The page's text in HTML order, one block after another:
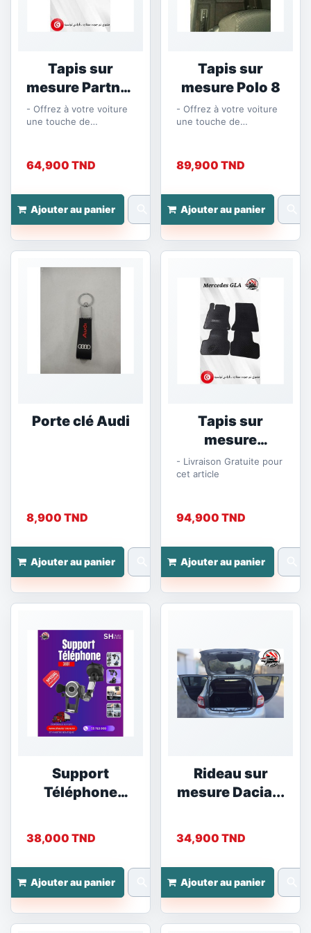
Tapis sur
mesure Partner
K9
- Offrez à votre voiture
une touche de
mesure en...
64,900 TND
Ajouter au panier
Tapis sur
mesure Polo 8
- Offrez à votre voiture
une touche de
mesure en...
89,900 TND
Ajouter au panier
Porte clé Audi
8,900 TND
Ajouter au panier
Tapis sur
mesure
Mercedes GLA
- Livraison Gratuite pour
cet article
94,900 TND
Ajouter au panier
Support
Téléphone
38,000 TND
Ajouter au panier
Rideau sur
mesure Dacia...
34,900 TND
Ajouter au panier